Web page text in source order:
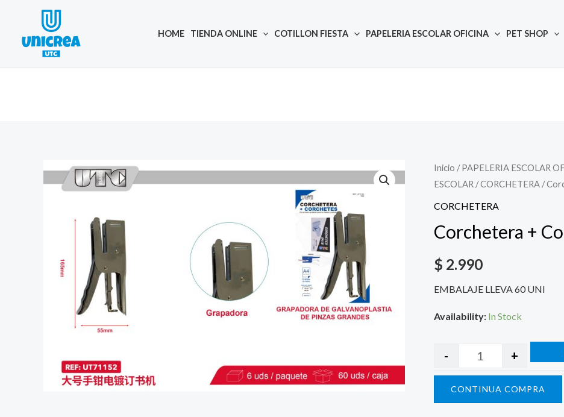
content
HOME TIENDA ONLINE COTILLON FIESTA PAPELERIA ESCOLAR OFICINA PET SHOP
Inicio /PAPELERIA ESCOLAR
ESCOLAR /CORCHETERA /
CORCHETERA
Corchetera +
$ 2.990
EMBALAJE LLEVA 60 UNI
Availability: In Stock
Quantity
- +
CONTINUA COMPRA